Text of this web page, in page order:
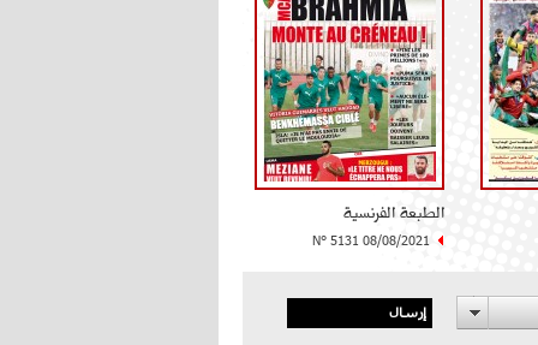
الطبعة الفرنسية
N° 5131 08/08/2021
إرسال